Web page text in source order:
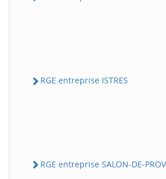
RGE entreprise ISTRES
RGE entreprise SALON-DE-